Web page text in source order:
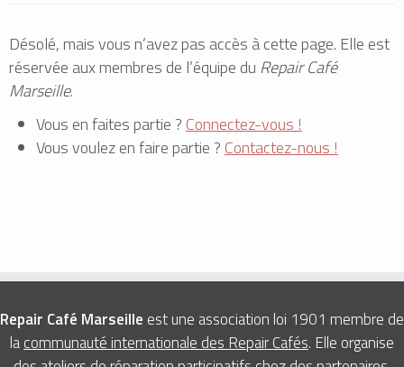
Désolé, mais vous n’avez pas accès à cette page. Elle est
réservée aux membres de l’équipe du Repair Café
Marseille.
Vous en faites partie ? Connectez-vous !
Vous voulez en faire partie ? Contactez-nous !
Repair Café Marseille est une association loi 1901 membre de
lacommunauté internationale des Repair Cafés. Elle organise